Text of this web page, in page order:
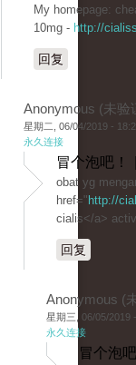
My homepage:
10mg - http://
回复
Anonymous (未验
星期二, 06/04/2019 -
永久连接
冒个泡吧！
obat yg
href=" http://
cialis</a>
回复
Anonymous (
星期三, 06/05/2019
永久连接
冒个泡